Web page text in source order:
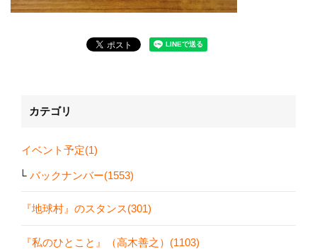
カテゴリ
イベント予定(1)
バックナンバー(1553)
『地球村』のスタンス(301)
『私のひとこと』（高木善之）(1103)